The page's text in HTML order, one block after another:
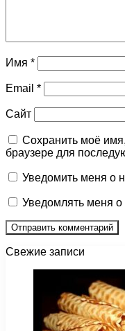
Имя *
Email *
Сайт
Сохранить моё
браузере для
Уведомить меня о
Уведомлять меня о
Свежие записи